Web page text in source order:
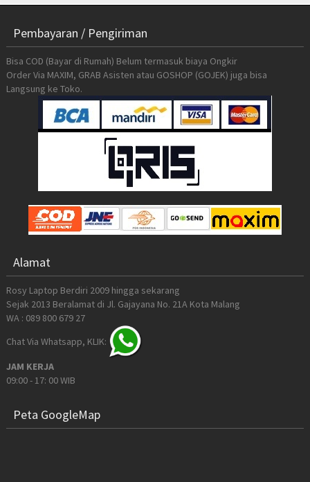
Pembayaran / Pengiriman
Bisa COD (Bayar di Rumah) Belum termasuk biaya Ongkir
Order Via MAXIM, GRAB Asisten atau GOSHOP (GOJEK) juga bisa
Langsung ke Toko.
Alamat
Rosy Laptop Berdiri 2009 hingga sekarang
Sejak 2013 Beralamat di Jl. Gajayana No. 21A Kota Malang
WA : 089 800 679 27
Chat Via Whatsapp, KLIK:
JAM KERJA
09:00 - 17: 00 WIB
Peta GoogleMap